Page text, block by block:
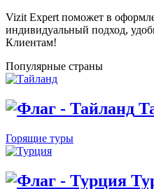
Vizit Expert поможет в
индивидуальный подход,
Клиентам!
Популярные страны
Горящие туры